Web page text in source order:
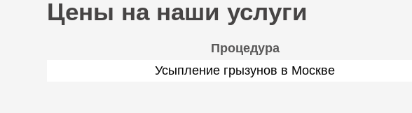
Цены на наши услуги
Процедура
Усыпление грызунов в Москве